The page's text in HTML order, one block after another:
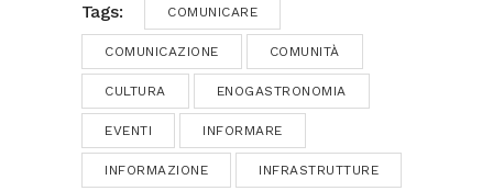
Tags: COMUNICARE
COMUNICAZIONE COMUNITÀ
CULTURA ENOGASTRONOMIA
EVENTI INFORMARE
INFORMAZIONE INFRASTRUTTURE